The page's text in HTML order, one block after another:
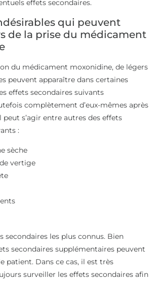
effets secondaires.
qui peuvent
de la prise du médicament
du médicament moxonidine, de légers
peuvent apparaître dans certaines
effets secondaires suivants
complètement d’eux-mêmes après
peut s’agir entre autres des effets
:
sèche
vertige
secondaires les plus connus. Bien
secondaires supplémentaires peuvent
patient. Dans ce cas, il est très
surveiller les effets secondaires afin